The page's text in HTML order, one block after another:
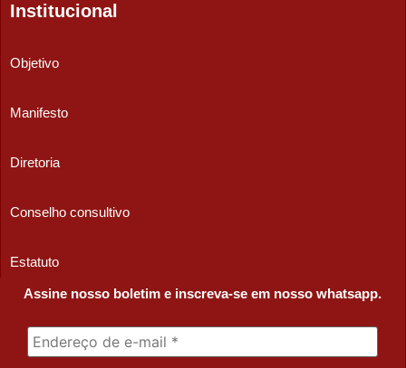
Institucional
Objetivo
Manifesto
Diretoria
Conselho consultivo
Estatuto
Assine nosso boletim e inscreva-se em nosso whatsapp.